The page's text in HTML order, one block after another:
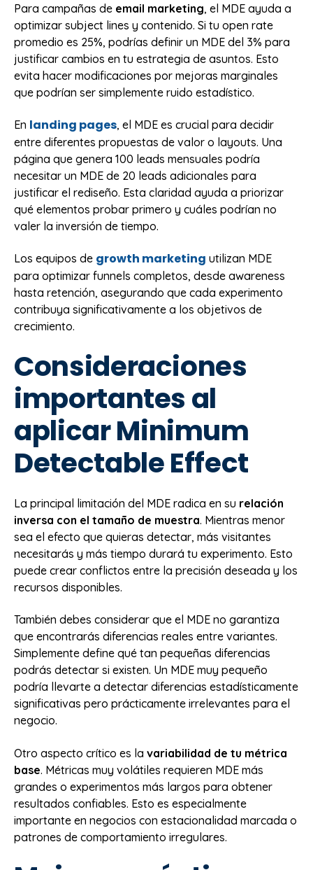
Para campañas de email marketing, el MDE ayuda a
optimizar subject lines y contenido. Si tu open rate
promedio es 25%, podrías definir un MDE del 3% para
justificar cambios en tu estrategia de asuntos. Esto
evita hacer modificaciones por mejoras marginales
que podrían ser simplemente ruido estadístico.
En landing pages, el MDE es crucial para decidir
entre diferentes propuestas de valor o layouts. Una
página que genera 100 leads mensuales podría
necesitar un MDE de 20 leads adicionales para
justificar el rediseño. Esta claridad ayuda a priorizar
qué elementos probar primero y cuáles podrían no
valer la inversión de tiempo.
Los equipos de growth marketing utilizan MDE
para optimizar funnels completos, desde awareness
hasta retención, asegurando que cada experimento
contribuya significativamente a los objetivos de
crecimiento.
Consideraciones
importantes al
aplicar Minimum
Detectable Effect
La principal limitación del MDE radica en su relación
inversa con el tamaño de muestra. Mientras menor
sea el efecto que quieras detectar, más visitantes
necesitarás y más tiempo durará tu experimento. Esto
puede crear conflictos entre la precisión deseada y los
recursos disponibles.
También debes considerar que el MDE no garantiza
que encontrarás diferencias reales entre variantes.
Simplemente define qué tan pequeñas diferencias
podrás detectar si existen. Un MDE muy pequeño
podría llevarte a detectar diferencias estadísticamente
significativas pero prácticamente irrelevantes para el
negocio.
Otro aspecto crítico es la variabilidad de tu métrica
base. Métricas muy volátiles requieren MDE más
grandes o experimentos más largos para obtener
resultados confiables. Esto es especialmente
importante en negocios con estacionalidad marcada o
patrones de comportamiento irregulares.